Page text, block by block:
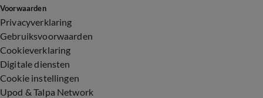
Voorwaarden
Privacyverklaring
Gebruiksvoorwaarden
Cookieverklaring
Digitale diensten
Cookie instellingen
Upod & Talpa Network